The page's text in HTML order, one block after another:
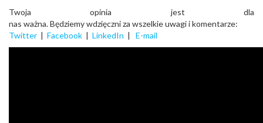
Twoja opinia jest dla
nas ważna. Będziemy wdzięczni za wszelkie uwagi i komentarze:
Twitter | Facebook | LinkedIn | E-mail